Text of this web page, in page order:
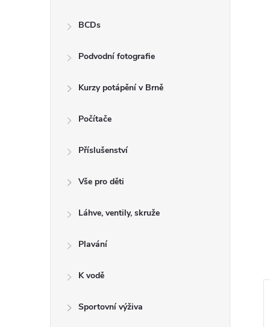
BCDs
Podvodní fotografie
Kurzy potápění v Brně
Počítače
Příslušenství
Vše pro děti
Láhve, ventily, skruže
Plavání
K vodě
Sportovní výživa